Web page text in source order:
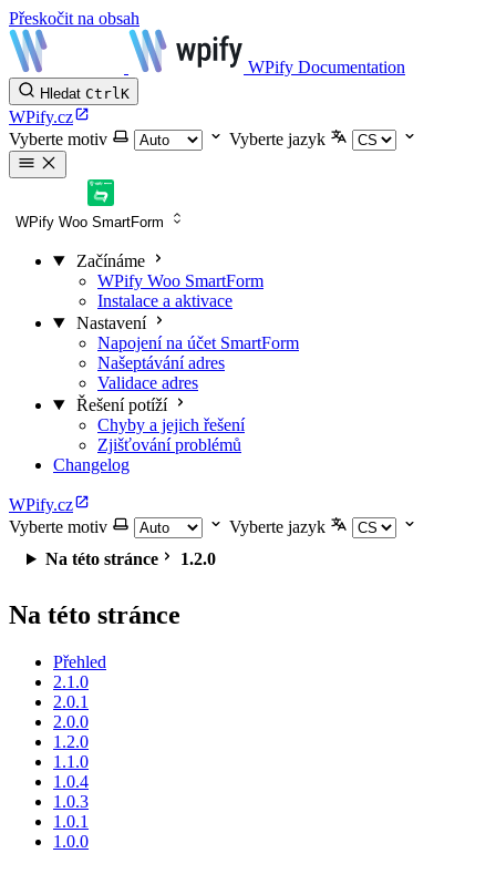
Přeskočit na obsah
WPify Documentation
Hledat CtrlK
WPify.cz
Vyberte motiv
Vyberte jazyk
WPify Woo SmartForm
Začínáme
WPify Woo SmartForm
Instalace a aktivace
Nastavení
Napojení na účet SmartForm
Našeptávání adres
Validace adres
Řešení potíží
Chyby a jejich řešení
Zjišťování problémů
Changelog
WPify.cz
Vyberte motiv
Vyberte jazyk
Na této stránce
1.2.0
Na této stránce
Přehled
2.1.0
2.0.1
2.0.0
1.2.0
1.1.0
1.0.4
1.0.3
1.0.1
1.0.0